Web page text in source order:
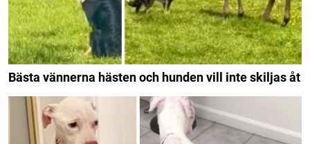
Bästa vännerna hästen och hunden vill inte skiljas åt